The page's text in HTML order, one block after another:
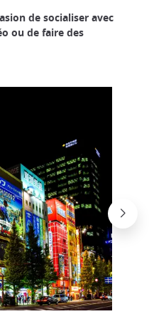
de socialiser avec
ou de faire des